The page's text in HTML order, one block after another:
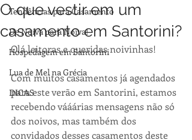
Tendências para Casamento
De Noiva para Noiva!
Hospedagem em Santorini
Lua de Mel na Grécia
DICAS
O que vestir em um
casamento em Santorini?
Olá leitoras e queridas noivinhas!
Com muitos casamentos já agendados
para este verão em Santorini, estamos
recebendo vááárias mensagens não só
dos noivos, mas também dos
convidados desses casamentos deste